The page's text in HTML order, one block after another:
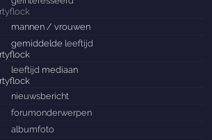
mannen / vrouwen
gemiddelde leeftijd
leeftijd mediaan
nieuwsbericht
forumonderwerpen
albumfoto